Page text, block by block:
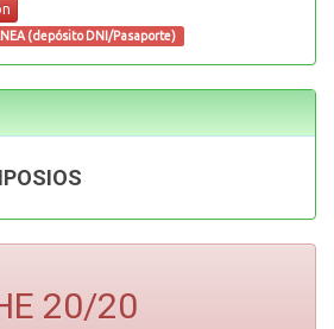
(depósito DNI/Pasaporte)
20/20